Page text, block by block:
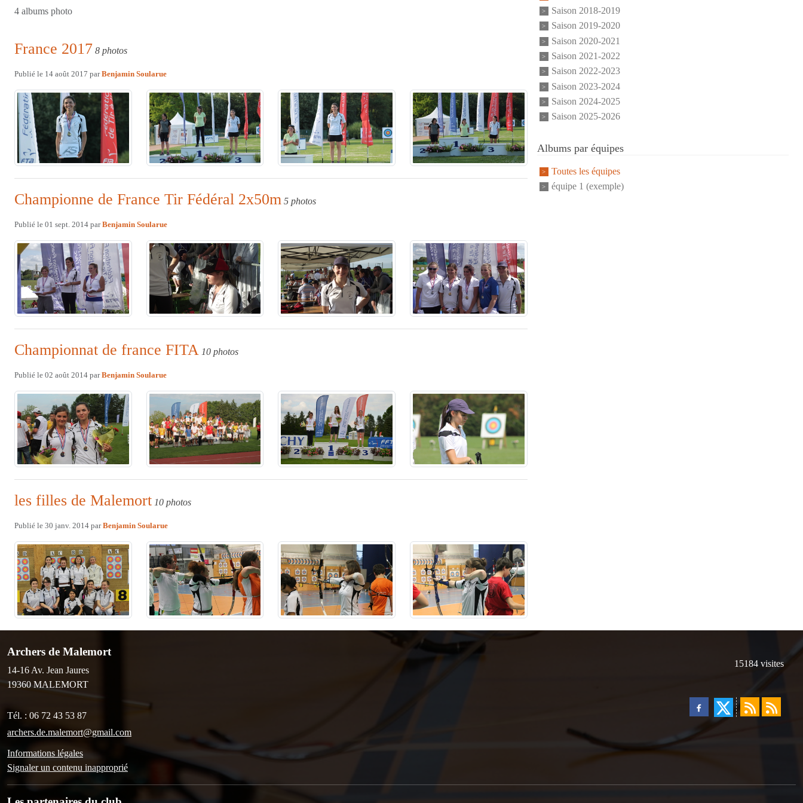
4 albums photo
France 2017 8 photos
Publié le 14 août 2017 parBenjamin Soularue
Championne de France Tir Fédéral 2x50m 5 photos
Publié le 01 sept. 2014 parBenjamin Soularue
Championnat de france FITA 10 photos
Publié le 02 août 2014 parBenjamin Soularue
les filles de Malemort 10 photos
Publié le 30 janv. 2014 parBenjamin Soularue
Saison 2018-2019
Saison 2019-2020
Saison 2020-2021
Saison 2021-2022
Saison 2022-2023
Saison 2023-2024
Saison 2024-2025
Saison 2025-2026
Albums par équipes
Toutes les équipes
équipe 1 (exemple)
Archers de Malemort
14-16 Av. Jean Jaures
19360 MALEMORT
Tél. : 06 72 43 53 87
archers.de.malemort@gmail.com
Informations légales
Signaler un contenu inapproprié
15184 visites